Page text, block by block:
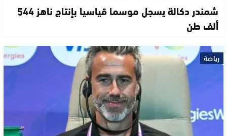
شمندر دكالة يسجل موسما قياسيا بإنتاج ناهز 544
ألف طن
رياضة